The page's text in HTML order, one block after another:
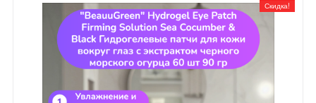
Скидка!